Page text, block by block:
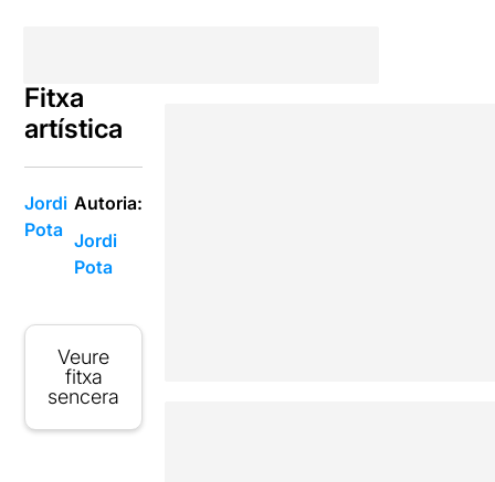
Fitxa
artística
Jordi
Pota
Autoria:
Jordi
Pota
Veure
fitxa
sencera